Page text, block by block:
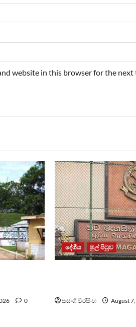
website in this browser for the
0
දේශීය මුල් පිටුව
සසංගි වීරසිංහ August